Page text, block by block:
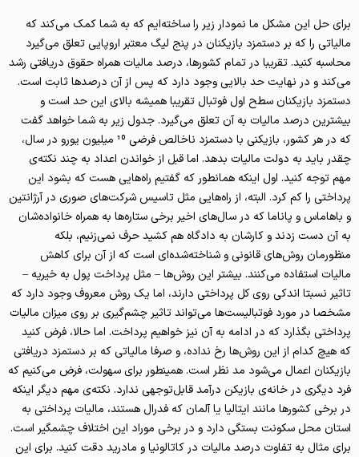
برای حل این مشکل ما نمودار زیر را ساخته‌ایم که به شما کمک می‌کند که
مالیاتی را که بر دستمزد بازیکنان در پنج لیگ معتبر اروپایی تعلق می‌گیرد
محاسبه کنید. تقریبا در تمام کشورها، درصد مالیات همراه حقوق دریافتی رشد
می‌کند و در نهایت حد بالایی وجود دارد که پس از آن درصدها ثابت است.
دستمزد بازیکنان سطح اول فوتبال تقریبا همیشه بالای این حد است و
بیشترین درصد مالیات به آن تعلق می‌گیرد. جدول زیر به شما خواهد گفت
که در هر کشور، بازیکنی با دستمزد ناخالص فرضی 10 میلیون یورو در سال،
چقدر باید به دولت مالیات بدهد. اما قبل از خواندن اعداد به چند نکته‌ی
مهم توجه کنید. اول اینکه همانطور که گفتیم راه‌هایی هست که بشود این
پرداختی را کم کرد. البته، از راه‌هایی مثل تاسیس شرکت‌های صوری در آرژانتین
و باهاماس و پاناما که در سال‌های اخیر برخی ستاره‌ها به همراه خانواده‌شان
به آن دست زدند و کارشان به دادگاه هم کشید حرف نمی‌زنیم، بلکه
منظورمان روش‌های قانونی و شناخته‌شده‌ای است که از آن برای کاهش
مالیات استفاده می‌کنند. بیشتر این روش‌ها – مثل پرداخت پول به خیریه –
تاثیر نسبتا اندکی روی کل پرداختی دارند، اما یک روش معروف وجود دارد که
مشخصا در مورد فوتبالیست‌ها می‌تواند تاثیر چشم‌گیری بر روی میزان مالیات
پرداختی بگذارد که در ادامه به آن نیز خواهیم پرداخت. اما حالا، فرض کنید
که هیچ کدام از این روش‌ها رخ نداده، و صرفا مالیاتی که بر دستمزد دریافتی
بازیکنان اعمال می‌شود مد نظر است. همینطور برای سهولت، فرض می‌کنیم که
فرد دیگری در خانه‌ی بازیکن درآمد قابل‌توجهی ندارد. نکته‌ی مهم دیگر اینکه
در برخی کشورها مانند ایتالیا یا آلمان که فدرال هستند، مالیات پرداختی به
استان محل سکونت بستگی دارد و در برخی موراد این اختلاف چشمگیر است.
برای مثال به تفاوت درصد مالیات در کاتالونیا و مادرید دقت کنید. برای این